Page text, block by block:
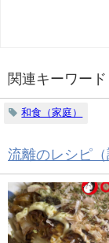
関連キーワード
和食（家庭）
流離のレシピ（